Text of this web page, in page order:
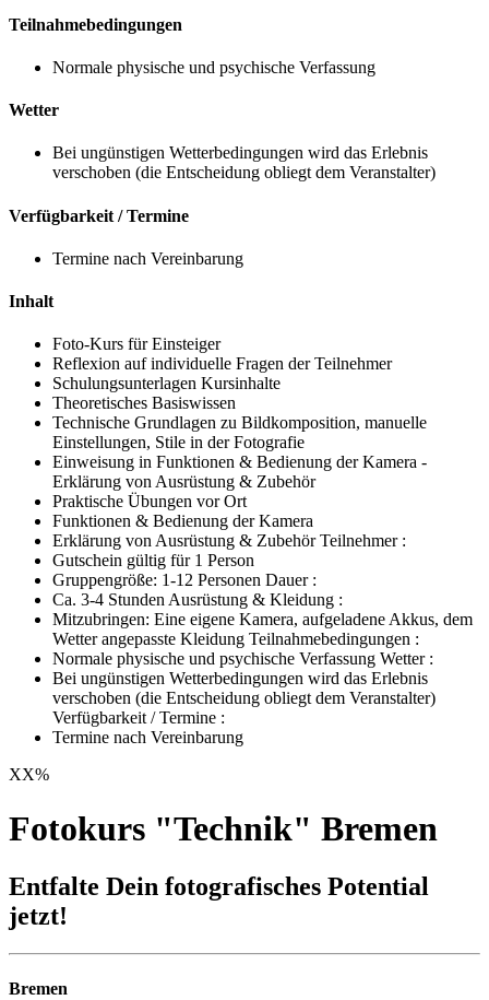
Teilnahmebedingungen
Normale physische und psychische Verfassung
Wetter
Bei ungünstigen Wetterbedingungen wird das Erlebnis
verschoben (die Entscheidung obliegt dem Veranstalter)
Verfügbarkeit / Termine
Termine nach Vereinbarung
Inhalt
Foto-Kurs für Einsteiger
Reflexion auf individuelle Fragen der Teilnehmer
Schulungsunterlagen Kursinhalte
Theoretisches Basiswissen
Technische Grundlagen zu Bildkomposition, manuelle
Einstellungen, Stile in der Fotografie
Einweisung in Funktionen & Bedienung der Kamera -
Erklärung von Ausrüstung & Zubehör
Praktische Übungen vor Ort
Funktionen & Bedienung der Kamera
Erklärung von Ausrüstung & Zubehör Teilnehmer :
Gutschein gültig für 1 Person
Gruppengröße: 1-12 Personen Dauer :
Ca. 3-4 Stunden Ausrüstung & Kleidung :
Mitzubringen: Eine eigene Kamera, aufgeladene Akkus, dem
Wetter angepasste Kleidung Teilnahmebedingungen :
Normale physische und psychische Verfassung Wetter :
Bei ungünstigen Wetterbedingungen wird das Erlebnis
verschoben (die Entscheidung obliegt dem Veranstalter)
Verfügbarkeit / Termine :
Termine nach Vereinbarung
XX%
Fotokurs "Technik" Bremen
Entfalte Dein fotografisches Potential
jetzt!
Bremen